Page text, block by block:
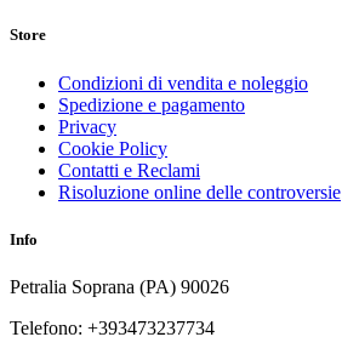
Store
Condizioni di vendita e noleggio
Spedizione e pagamento
Privacy
Cookie Policy
Contatti e Reclami
Risoluzione online delle controversie
Info
Petralia Soprana (PA) 90026
Telefono: +393473237734